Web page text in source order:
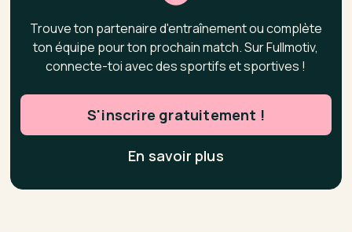
Trouve ton partenaire d'entraînement ou complète
ton équipe pour ton prochain match. Sur Fullmotiv,
connecte-toi avec des sportifs et sportives !
S'inscrire gratuitement !
En savoir plus